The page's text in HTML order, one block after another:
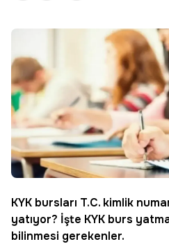
KYK bursları T.C. kimlik
yatıyor? İşte KYK burs
bilinmesi gerekenler.